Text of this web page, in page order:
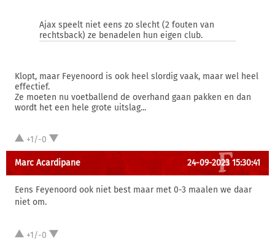
Ajax speelt niet eens zo slecht (2 fouten van
rechtsback) ze benadelen hun eigen club.
Klopt, maar Feyenoord is ook heel slordig vaak, maar wel heel
effectief.
Ze moeten nu voetballend de overhand gaan pakken en dan
wordt het een hele grote uitslag...
+1/-0
Marc Acardipane 24-09-2023 15:30:41
Eens Feyenoord ook niet best maar met 0-3 maalen we daar
niet om.
+1/-0